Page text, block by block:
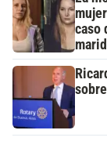
caso